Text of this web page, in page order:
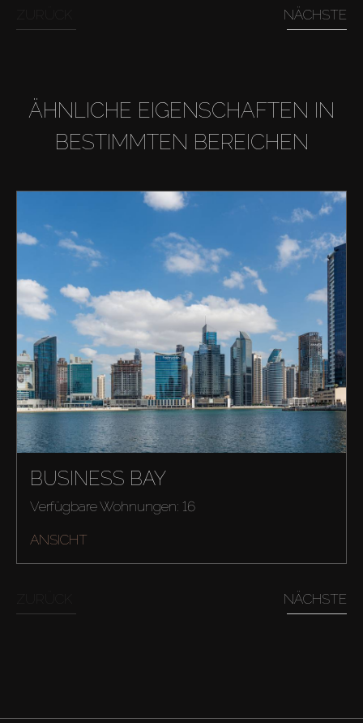
NÄCHSTE
ÄHNLICHE EIGENSCHAFTEN IN
BESTIMMTEN BEREICHEN
BUSINESS BAY
Verfügbare Wohnungen: 16
ANSICHT
NÄCHSTE